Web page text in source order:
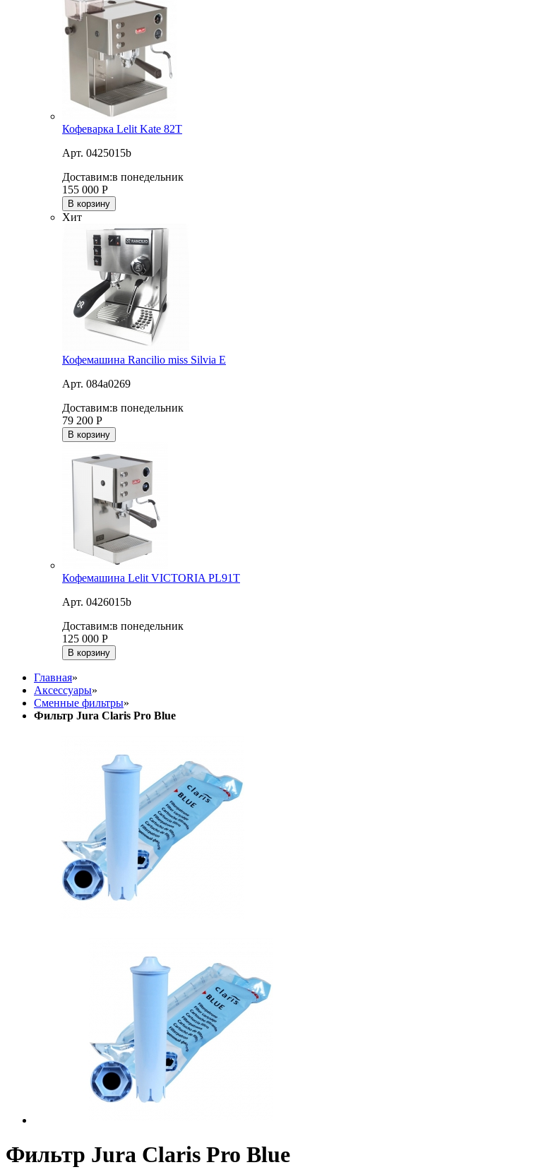
Кофеварка Lelit Kate 82T
Арт. 0425015b
Доставим:в понедельник
155 000 Р
В корзину
Хит
Кофемашина Rancilio miss Silvia E
Арт. 084a0269
Доставим:в понедельник
79 200 Р
В корзину
Кофемашина Lelit VICTORIA PL91T
Арт. 0426015b
Доставим:в понедельник
125 000 Р
В корзину
Главная»
Аксессуары»
Сменные фильтры»
Фильтр Jura Claris Pro Blue
Фильтр Jura Claris Pro Blue